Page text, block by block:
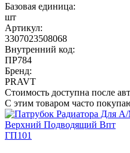
Базовая единица:
шт
Артикул:
3307023508068
Внутренний код:
ПР784
Бренд:
PRAVT
Стоимость доступна после
С этим товаром часто
ГП101